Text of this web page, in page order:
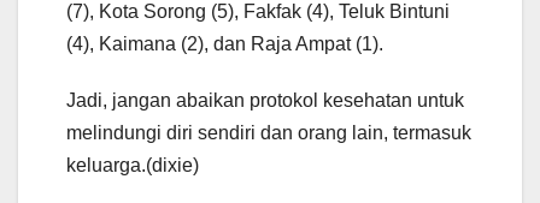
(7), Kota Sorong (5), Fakfak (4), Teluk Bintuni
(4), Kaimana (2), dan Raja Ampat (1).
Jadi, jangan abaikan protokol kesehatan untuk
melindungi diri sendiri dan orang lain, termasuk
keluarga.(dixie)